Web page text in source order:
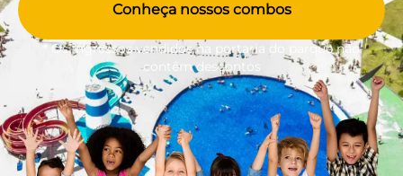
Conheça nossos combos
* Os ingressos vendidos na portaria do parque não
contêm descontos